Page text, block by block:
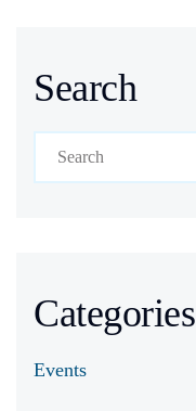
Search
Categories
Events